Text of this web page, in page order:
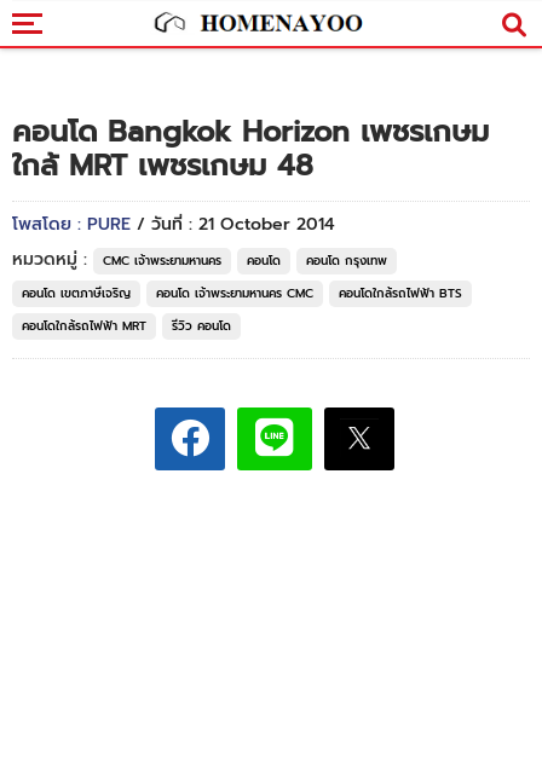
คอนโด Bangkok Horizon เพชรเกษม
ใกล้ MRT เพชรเกษม 48
โพสโดย : PURE / วันที่ : 21 October 2014
หมวดหมู่ :
CMC เจ้าพระยามหานคร คอนโด
คอนโด กรุงเทพ
คอนโด เขตภาษีเจริญ
คอนโด เจ้าพระยามหานคร CMC
คอนโดใกล้รถไฟฟ้า BTS
คอนโดใกล้รถไฟฟ้า MRT
รีวิว คอนโด